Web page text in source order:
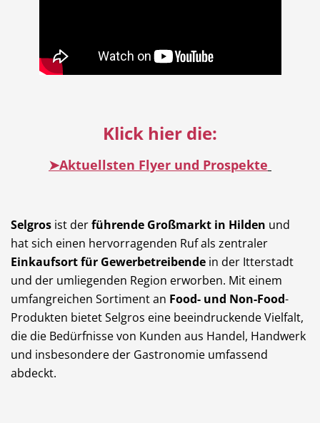
Videos Dein Hilden
Klick hier die:
➤Aktuellsten Flyer und Prospekte
Selgros ist derführende Großmarkt in Hilden und
hat sich einen hervorragenden Ruf als zentraler
Einkaufsort für Gewerbetreibende in der Itterstadt
und der umliegenden Region erworben. Mit einem
umfangreichen Sortiment an Food- und Non-Food-
Produkten bietet Selgros eine beeindruckende Vielfalt,
die die Bedürfnisse von Kunden aus Handel, Handwerk
und insbesondere der Gastronomie umfassend
abdeckt.